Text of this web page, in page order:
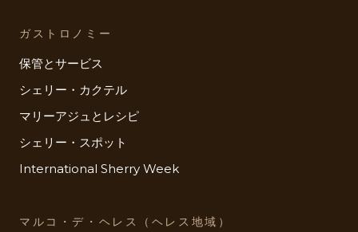
ガストロノミー
保管とサービス
シェリー・カクテル
マリーアジュとレシピ
シェリー・スポット
International Sherry Week
マルコ・デ・ヘレス（ヘレス地域）